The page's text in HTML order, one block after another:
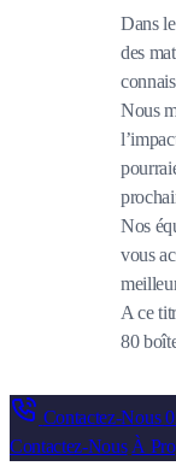
Dans
des
Nous
Nos
vous
A ce
80
Contactez-Nous
Contactez-Nous À